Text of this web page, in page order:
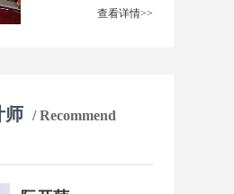
新改造案例查看详情>>
师
/ Recommend